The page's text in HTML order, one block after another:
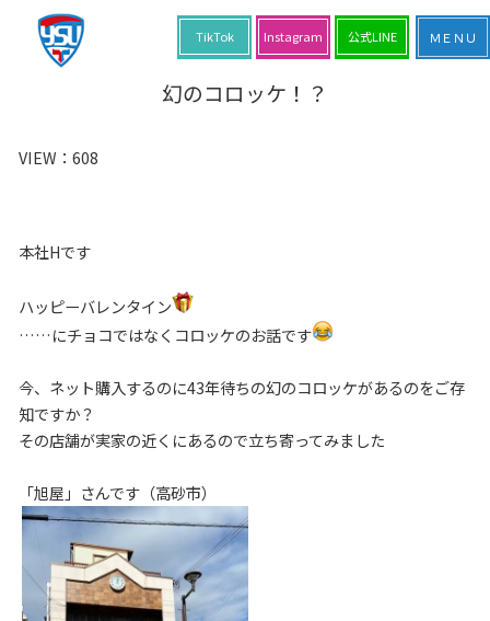
幻のコロッケ！？
VIEW： 608
本社Hです
ハッピーバレンタイン
……にチョコではなくコロッケのお話です
今、ネット購入するのに43年待ちの幻のコロッケがあるのをご存
知ですか？
その店舗が実家の近くにあるので立ち寄ってみました
「旭屋」さんです（高砂市）
公式LINE
Instagram
TikTok